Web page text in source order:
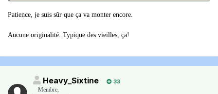
Patience, je suis sûr que ça va monter encore.
Aucune originalité. Typique des vieilles, ça!
Heavy_Sixtine
33
Membre,